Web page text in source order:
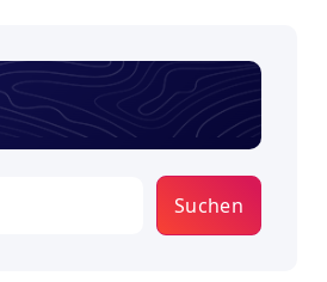
Suchen